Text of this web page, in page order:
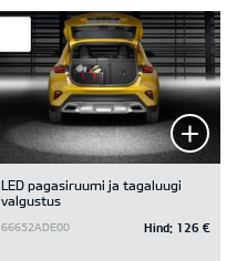
LED pagasiruumi ja tagaluugi
valgustus
66652ADE00 Hind: 126 €